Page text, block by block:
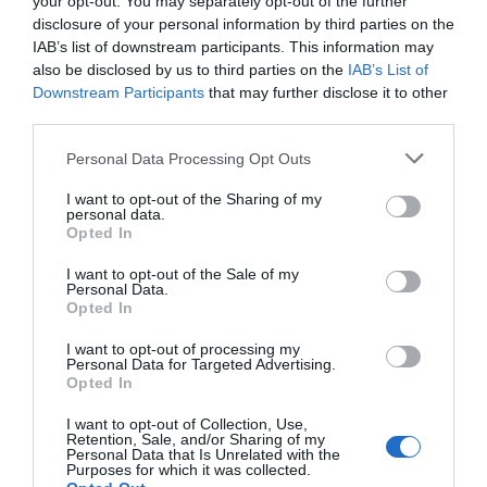
disclosure of your personal information by third parties on the
IAB’s list of downstream participants. This information may
also be disclosed by us to third parties on the IAB’s List of
Downstream Participants that may further disclose it to other
Personal Data Processing Opt Outs
I want to opt-out of the Sharing of my
personal data.
Opted In
I want to opt-out of the Sale of my
Personal Data.
Opted In
I want to opt-out of processing my
Personal Data for Targeted Advertising.
Opted In
I want to opt-out of Collection, Use,
Retention, Sale, and/or Sharing of my
Personal Data that Is Unrelated with the
Purposes for which it was collected.
posteriorment del Partits dels Socialistes de Catalunya
(PSC-PSOE). Va ser regidor de Girona en el primer
ajuntament democràtic, president del Consell Municipal
de Sarrià de Ter i diputat provincial, on es va
encarregar de temes sanitaris i va afrontar els
projectes de reforma de l'Hospital de Santa Caterina i
La meva imatge de Just Manuel Casero té molt a veure
coses i les feia. Un líder cristià i socialista, amb una
base sòlida que va treure del Seminari i un
coneixement del carrer que li aportava la seva infància i
la feina social que va desplegar. L'home que va perdre
un ull en una càrrega policial a Barcelona a causa d'una
pilota de goma disparada per la Policia i que va ser
immortalitzat per Enric Marquès Ribalta en un quadre
exposat al Museu d'Història de la Ciutat de Girona. El